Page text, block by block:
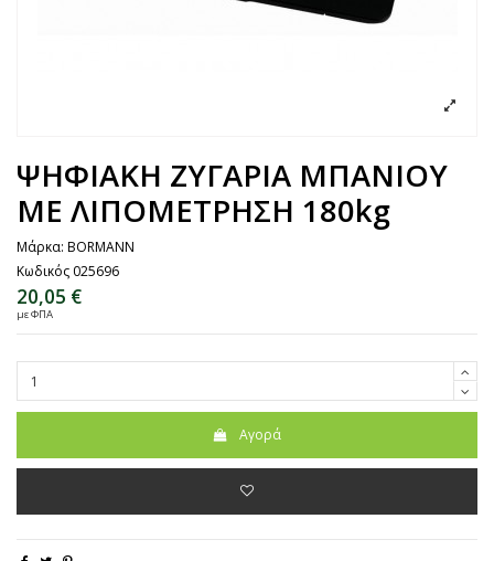
ΨΗΦΙΑΚΗ ΖΥΓΑΡΙΑ ΜΠΑΝΙΟΥ
ΜΕ ΛΙΠΟΜΕΤΡΗΣΗ 180kg
Μάρκα: BORMANN
Κωδικός 025696
20,05 €
με ΦΠΑ
Αγορά